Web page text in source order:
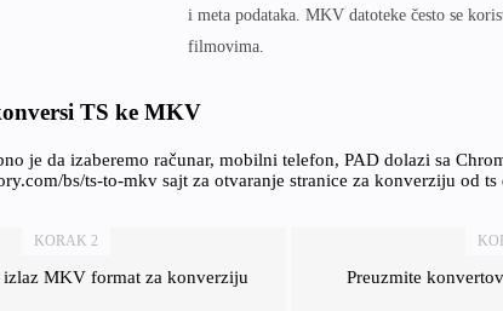
i meta podataka. MKV datoteke često se
filmovima.
TS ke MKV
je da izaberemo računar, mobilni telefon, PAD dolazi sa
bs/ts-to-mkv sajt za otvaranje stranice za konverziju od ts
KORAK 2
MKV format za konverziju Preuzmite